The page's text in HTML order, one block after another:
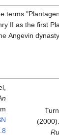
terms
II as the first
Angevin
(2000).
8